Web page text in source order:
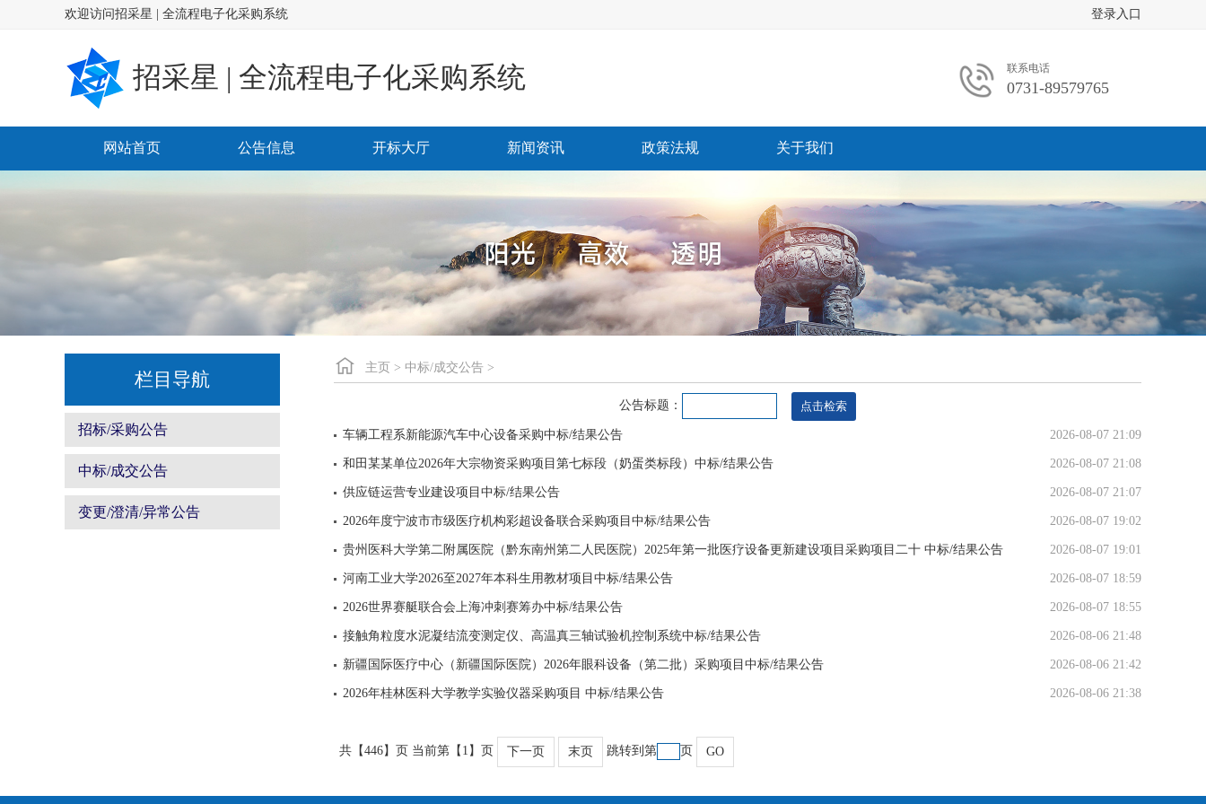
欢迎访问招采星 | 全流程电子化采购系统 登录入口
招采星 | 全流程电子化采购系统 联系电话
0731-89579765
网站首页 公告信息 开标大厅 新闻资讯 政策法规 关于我们
栏目导航
招标/采购公告
中标/成交公告
变更/澄清/异常公告
主页 > 中标/成交公告 >
公告标题：
车辆工程系新能源汽车中心设备采购中标/结果公告 2026-08-07 21:09
和田某某单位2026年大宗物资采购项目第七标段（奶蛋类标段）中标/结果公告 2026-08-07 21:08
供应链运营专业建设项目中标/结果公告 2026-08-07 21:07
2026年度宁波市市级医疗机构彩超设备联合采购项目中标/结果公告 2026-08-07 19:02
贵州医科大学第二附属医院（黔东南州第二人民医院）2025年第一批医疗设备更新建设项目采购项目二十 中标/结果公告 2026-08-07 19:01
河南工业大学2026至2027年本科生用教材项目中标/结果公告 2026-08-07 18:59
2026世界赛艇联合会上海冲刺赛筹办中标/结果公告 2026-08-07 18:55
接触角粒度水泥凝结流变测定仪、高温真三轴试验机控制系统中标/结果公告 2026-08-06 21:48
新疆国际医疗中心（新疆国际医院）2026年眼科设备（第二批）采购项目中标/结果公告 2026-08-06 21:42
2026年桂林医科大学教学实验仪器采购项目 中标/结果公告 2026-08-06 21:38
共【446】页 当前第【1】页 下一页 末页 跳转到第 页 GO